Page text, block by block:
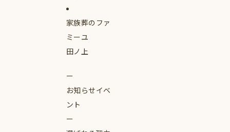
家族葬のファ
ミーユ
田ノ上
お知らせイベ
ント